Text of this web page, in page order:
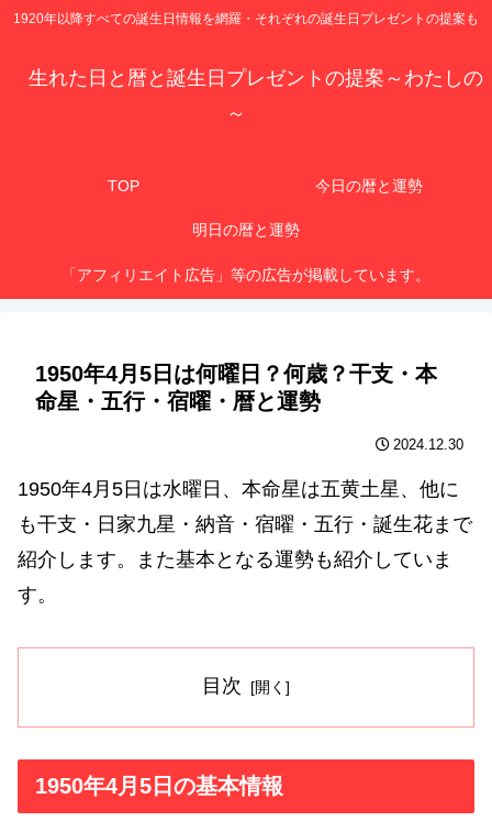
1920年以降すべての誕生日情報を網羅・それぞれの誕生日プレゼントの提案も
生れた日と暦と誕生日プレゼントの提案～わたしの
～
TOP 今日の暦と運勢
明日の暦と運勢
「アフィリエイト広告」等の広告が掲載しています。
1950年4月5日は何曜日？何歳？干支・本
命星・五行・宿曜・暦と運勢
2024.12.30
1950年4月5日は水曜日、本命星は五黄土星、他に
も干支・日家九星・納音・宿曜・五行・誕生花まで
紹介します。また基本となる運勢も紹介していま
す。
目次
1950年4月5日の基本情報